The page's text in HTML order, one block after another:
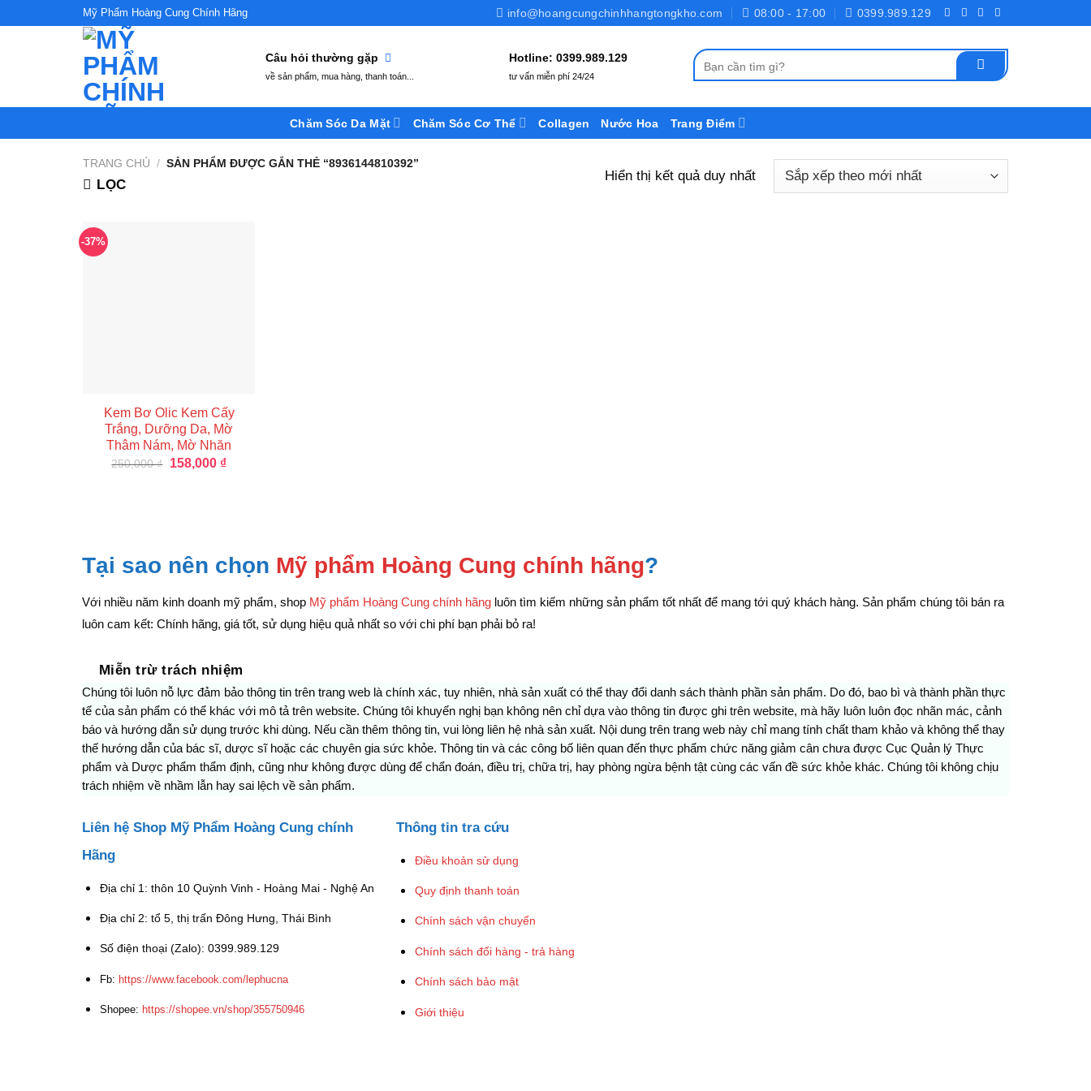
Mỹ Phẩm Hoàng Cung Chính Hãng info@hoangcungchinhhangtongkho.com 08:00 - 17:00 0399.989.129
Câu hỏi thường gặp
về sản phẩm, mua hàng, thanh toán...
Hotline: 0399.989.129
tư vấn miễn phí 24/24
Tìm
kiếm:
Chăm Sóc Da Mặt Chăm Sóc Cơ Thể Collagen Nước Hoa Trang Điểm
TRANG CHỦ / SẢN PHẨM ĐƯỢC GẮN THẺ “8936144810392”
LỌC
Hiển thị kết quả duy nhất
-37%
Kem Bơ Olic Kem Cấy
Trắng, Dưỡng Da, Mờ
Thâm Nám, Mờ Nhăn
250,000₫ Giá
158,000 ₫Giá
Tại sao nên chọn Mỹ phẩm Hoàng Cung chính hãng?
Với nhiều năm kinh doanh mỹ phẩm, shop Mỹ phẩm Hoàng Cung chính hãngluôn tìm kiếm những sản phẩm tốt nhất để mang tới quý khách hàng. Sản phẩm chúng tôi bán ra
luôn cam kết: Chính hãng, giá tốt, sử dụng hiệu quả nhất so với chi phí bạn phải bỏ ra!
Miễn trừ trách nhiệm
Chúng tôi luôn nỗ lực đảm bảo thông tin trên trang web là chính xác, tuy nhiên, nhà sản xuất có thể thay đổi danh sách thành phần sản phẩm. Do đó, bao bì và thành phần thực
tế của sản phẩm có thể khác với mô tả trên website. Chúng tôi khuyến nghị bạn không nên chỉ dựa vào thông tin được ghi trên website, mà hãy luôn luôn đọc nhãn mác, cảnh
báo và hướng dẫn sử dụng trước khi dùng. Nếu cần thêm thông tin, vui lòng liên hệ nhà sản xuất. Nội dung trên trang web này chỉ mang tính chất tham khảo và không thể thay
thế hướng dẫn của bác sĩ, dược sĩ hoặc các chuyên gia sức khỏe. Thông tin và các công bố liên quan đến thực phẩm chức năng giảm cân chưa được Cục Quản lý Thực
phẩm và Dược phẩm thẩm định, cũng như không được dùng để chẩn đoán, điều trị, chữa trị, hay phòng ngừa bệnh tật cùng các vấn đề sức khỏe khác. Chúng tôi không chịu
trách nhiệm về nhầm lẫn hay sai lệch về sản phẩm.
Liên hệ Shop Mỹ Phẩm Hoàng Cung chính
Hãng
Địa chỉ 1: thôn 10 Quỳnh Vinh - Hoàng Mai - Nghệ An
Địa chỉ 2: tổ 5, thị trấn Đông Hưng, Thái Bình
Số điện thoại (Zalo): 0399.989.129
Fb: https://www.facebook.com/lephucna
Shopee: https://shopee.vn/shop/355750946
Thông tin tra cứu
Điều khoản sử dụng
Quy định thanh toán
Chính sách vận chuyển
Chính sách đổi hàng - trả hàng
Chính sách bảo mật
Giới thiệu